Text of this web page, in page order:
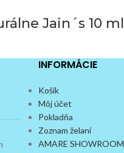
Jain´s 10 ml
INFORMÁCIE
Košík
Môj účet
Pokladňa
Zoznam želaní
AMARE SHOWROOM